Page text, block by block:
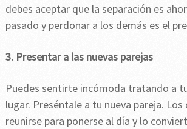
debes aceptar que la separación es
pasado y perdonar a los demás es el
3. Presentar a las nuevas parejas
Puedes sentirte incómoda tratando a
lugar. Preséntale a tu nueva pareja.
reunirse para ponerse al día y lo